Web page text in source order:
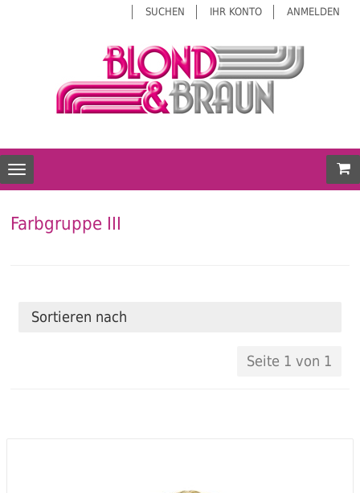
SUCHEN IHR KONTO ANMELDEN
Toggle navigation
Farbgruppe III
Sortieren nach
Seite 1 von 1